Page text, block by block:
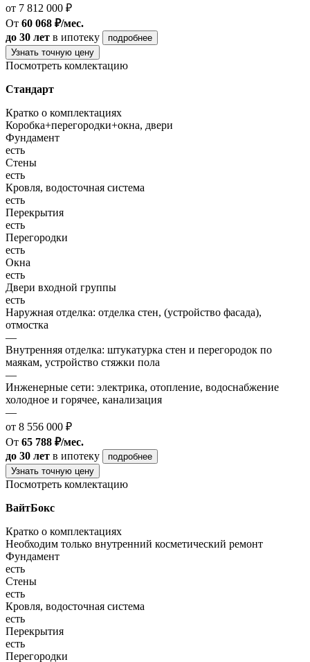
от 7 812 000 ₽
От 60 068 ₽/мес.
до 30 лет в ипотеку
подробнее
Узнать точную цену
Посмотреть комлектацию
Стандарт
Кратко о комплектациях
Коробка+перегородки+окна, двери
Фундамент
есть
Стены
есть
Кровля, водосточная система
есть
Перекрытия
есть
Перегородки
есть
Окна
есть
Двери входной группы
есть
Наружная отделка: отделка стен, (устройство фасада),
отмостка
—
Внутренняя отделка: штукатурка стен и перегородок по
маякам, устройство стяжки пола
—
Инженерные сети: электрика, отопление, водоснабжение
холодное и горячее, канализация
—
от 8 556 000 ₽
От 65 788 ₽/мес.
до 30 лет в ипотеку
подробнее
Узнать точную цену
Посмотреть комлектацию
ВайтБокс
Кратко о комплектациях
Необходим только внутренний косметический ремонт
Фундамент
есть
Стены
есть
Кровля, водосточная система
есть
Перекрытия
есть
Перегородки